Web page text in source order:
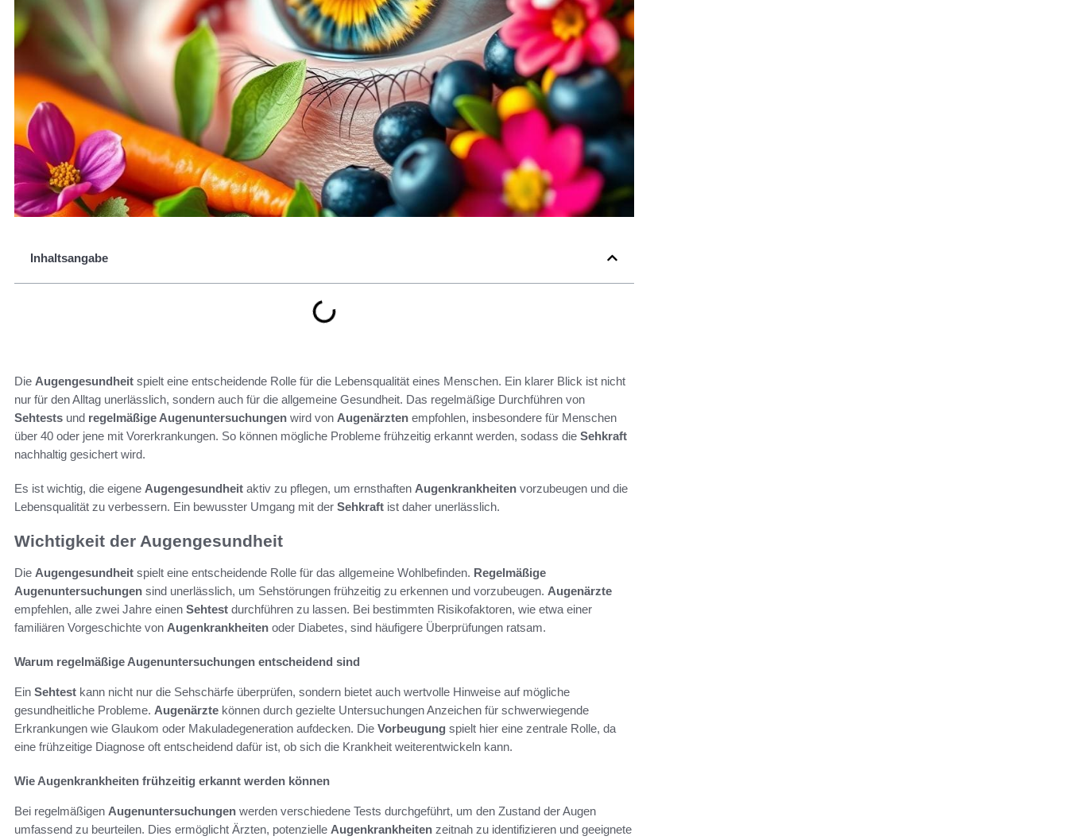
Inhaltsangabe
Die Augengesundheit spielt eine entscheidende Rolle für die Lebensqualität eines Menschen. Ein klarer Blick ist nicht
nur für den Alltag unerlässlich, sondern auch für die allgemeine Gesundheit. Das regelmäßige Durchführen von
Sehtests und regelmäßige Augenuntersuchungen wird von Augenärzten empfohlen, insbesondere für Menschen
über 40 oder jene mit Vorerkrankungen. So können mögliche Probleme frühzeitig erkannt werden, sodass die Sehkraft
nachhaltig gesichert wird.
Es ist wichtig, die eigene Augengesundheit aktiv zu pflegen, um ernsthaften Augenkrankheiten vorzubeugen und die
Lebensqualität zu verbessern. Ein bewusster Umgang mit der Sehkraft ist daher unerlässlich.
Wichtigkeit der Augengesundheit
Die Augengesundheit spielt eine entscheidende Rolle für das allgemeine Wohlbefinden. Regelmäßige
Augenuntersuchungen sind unerlässlich, um Sehstörungen frühzeitig zu erkennen und vorzubeugen. Augenärzte
empfehlen, alle zwei Jahre einen Sehtest durchführen zu lassen. Bei bestimmten Risikofaktoren, wie etwa einer
familiären Vorgeschichte von Augenkrankheiten oder Diabetes, sind häufigere Überprüfungen ratsam.
Warum regelmäßige Augenuntersuchungen entscheidend sind
Ein Sehtest kann nicht nur die Sehschärfe überprüfen, sondern bietet auch wertvolle Hinweise auf mögliche
gesundheitliche Probleme. Augenärzte können durch gezielte Untersuchungen Anzeichen für schwerwiegende
Erkrankungen wie Glaukom oder Makuladegeneration aufdecken. Die Vorbeugung spielt hier eine zentrale Rolle, da
eine frühzeitige Diagnose oft entscheidend dafür ist, ob sich die Krankheit weiterentwickeln kann.
Wie Augenkrankheiten frühzeitig erkannt werden können
Bei regelmäßigen Augenuntersuchungen werden verschiedene Tests durchgeführt, um den Zustand der Augen
umfassend zu beurteilen. Dies ermöglicht Ärzten, potenzielle Augenkrankheiten zeitnah zu identifizieren und geeignete